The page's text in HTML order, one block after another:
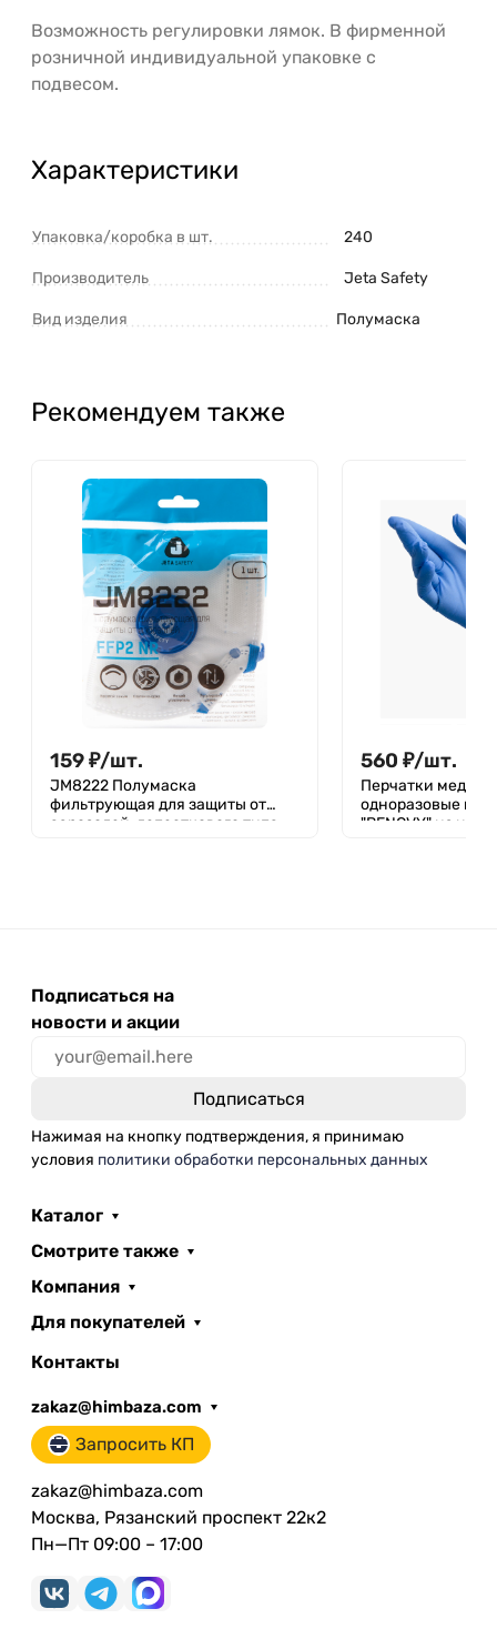
Возможность регулировки лямок. В фирменной
розничной индивидуальной упаковке с
подвесом.
Характеристики
Упаковка/коробка в шт. 240
Производитель Jeta Safety
Вид изделия Полумаска
Рекомендуем также
159₽/шт.
JM8222 Полумаска
фильтрующая для защиты от
аэрозолей, лепесткового типа,
560 ₽/шт.
Перчатки
одноразовые
"BENOVY" из
Подписаться на
новости и акции
Нажимая на кнопку подтверждения, я принимаю
условия политики обработки персональных данных
Каталог
Смотрите также
Компания
Для покупателей
Контакты
zakaz@himbaza.com
Запросить КП
zakaz@himbaza.com
Москва, Рязанский проспект 22к2
Пн—Пт 09:00 – 17:00